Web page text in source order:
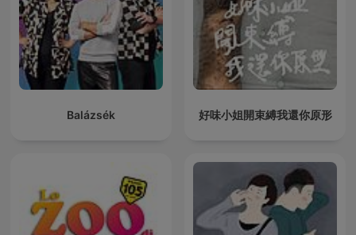
Balázsék 好味小姐開束縛我還你原形